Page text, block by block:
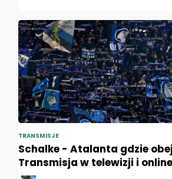
TRANSMISJE
Schalke - Atalanta gdzie
Transmisja w telewizji i